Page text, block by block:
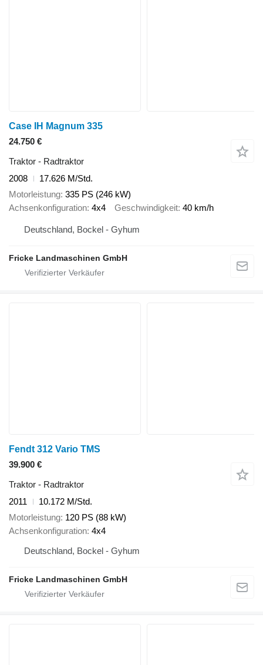
Case IH Magnum 335
24.750 €
Traktor - Radtraktor
2008
17.626 M/Std.
Motorleistung 335 PS (246 kW)
Achsenkonfiguration 4x4 Geschwindigkeit 40 km/h
Deutschland, Bockel - Gyhum
Fricke Landmaschinen GmbH
Fendt 312 Vario TMS
39.900 €
Traktor - Radtraktor
2011
10.172 M/Std.
Motorleistung 120 PS (88 kW)
Achsenkonfiguration 4x4
Deutschland, Bockel - Gyhum
Fricke Landmaschinen GmbH